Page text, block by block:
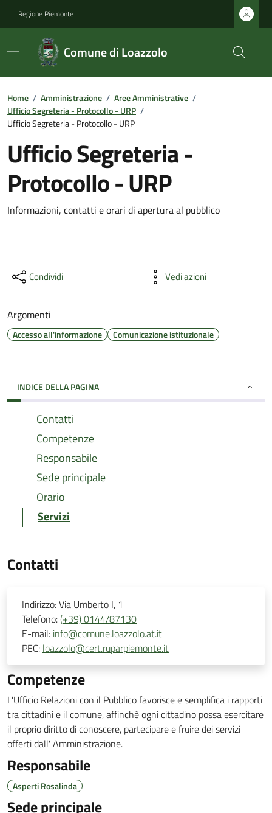
Regione Piemonte
Comune di Loazzolo
Home / Amministrazione / Aree Amministrative /
Ufficio Segreteria - Protocollo - URP /
Ufficio Segreteria - Protocollo - URP
Ufficio Segreteria -
Protocollo - URP
Informazioni, contatti e orari di apertura al pubblico
Condividi Vedi azioni
Argomenti
Accesso all'informazione Comunicazione istituzionale
INDICE DELLA PAGINA
Contatti
Competenze
Responsabile
Sede principale
Orario
Servizi
Contatti
Indirizzo:Via Umberto I, 1
Telefono:(+39) 0144/87130
E-mail: info@comune.loazzolo.at.it
PEC: loazzolo@cert.ruparpiemonte.it
Competenze
L'Ufficio Relazioni con il Pubblico favorisce e semplifica i rapporti
tra cittadini e il comune, affinchè ogni cittadino possa esercitare
il proprio diritto di conoscere, partecipare e fruire dei servizi
offerti dall' Amministrazione.
Responsabile
Asperti Rosalinda
Sede principale